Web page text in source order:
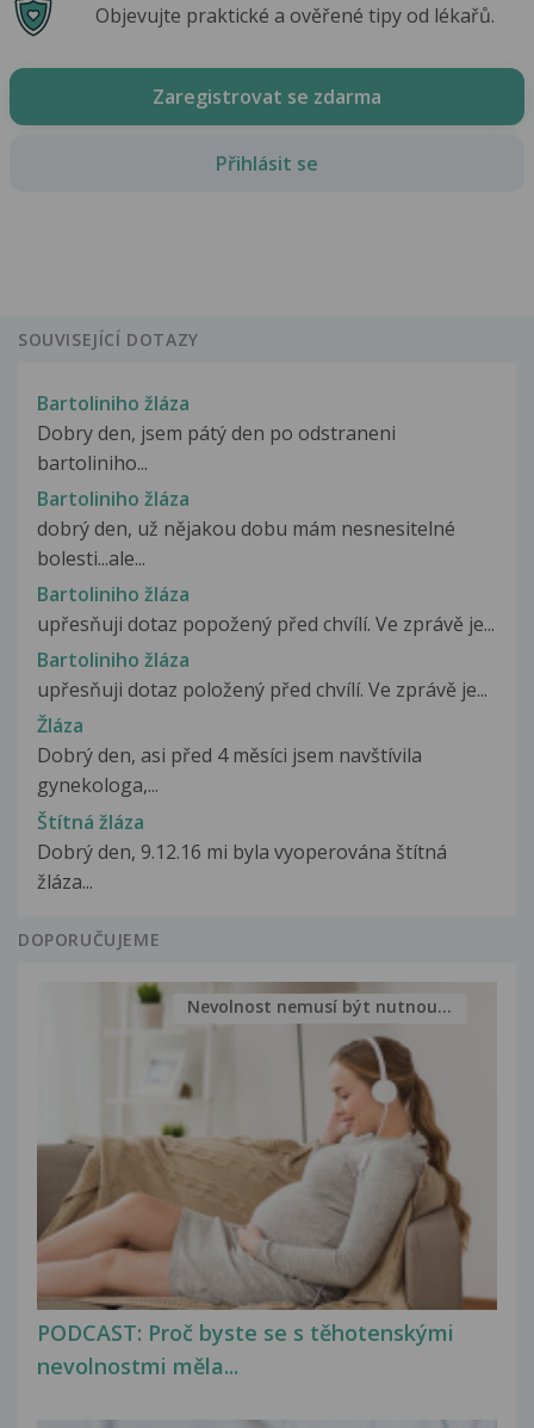
Objevujte praktické a ověřené tipy od lékařů.
Zaregistrovat se zdarma
Přihlásit se
SOUVISEJÍCÍ DOTAZY
Bartoliniho žláza
Dobry den, jsem pátý den po odstraneni
bartoliniho...
Bartoliniho žláza
dobrý den, už nějakou dobu mám nesnesitelné
bolesti...ale...
Bartoliniho žláza
upřesňuji dotaz popožený před chvílí. Ve zprávě je...
Bartoliniho žláza
upřesňuji dotaz položený před chvílí. Ve zprávě je...
Žláza
Dobrý den, asi před 4 měsíci jsem navštívila
gynekologa,...
Štítná žláza
Dobrý den, 9.12.16 mi byla vyoperována štítná
žláza...
DOPORUČUJEME
PODCAST: Proč byste se s těhotenskými
nevolnostmi měla...
Nevolnost nemusí být nutnou...